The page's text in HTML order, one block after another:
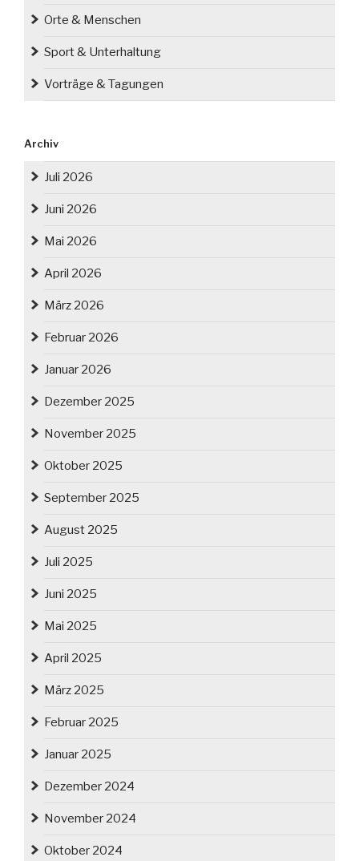
Orte & Menschen
Sport & Unterhaltung
Vorträge & Tagungen
Archiv
Juli 2026
Juni 2026
Mai 2026
April 2026
März 2026
Februar 2026
Januar 2026
Dezember 2025
November 2025
Oktober 2025
September 2025
August 2025
Juli 2025
Juni 2025
Mai 2025
April 2025
März 2025
Februar 2025
Januar 2025
Dezember 2024
November 2024
Oktober 2024